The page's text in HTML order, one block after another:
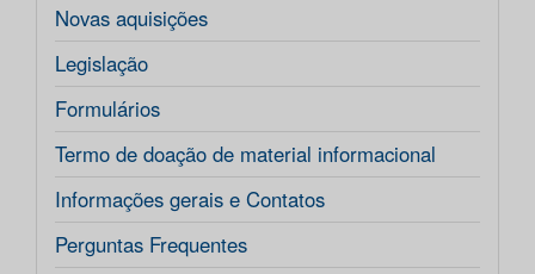
Novas aquisições
Legislação
Formulários
Termo de doação de material informacional
Informações gerais e Contatos
Perguntas Frequentes